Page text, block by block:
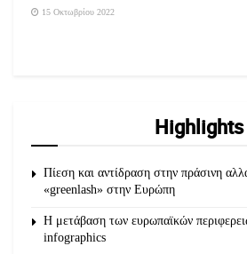
15 Οκτωβρίου 2022
Highlights
Πίεση και αντίδραση στην πράσινη
«greenlash» στην Ευρώπη
Η μετάβαση των ευρωπαϊκών
infographics